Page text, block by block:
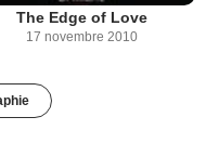
The Edge of Love
17 novembre 2010